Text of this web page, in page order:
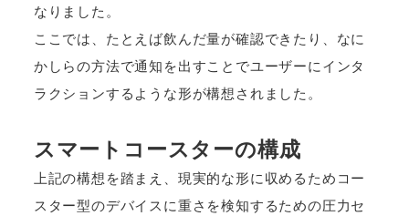
なりました。
ここでは、たとえば飲んだ量が確認できたり、なに
かしらの方法で通知を出すことでユーザーにインタ
ラクションするような形が構想されました。
スマートコースターの構成
上記の構想を踏まえ、現実的な形に収めるためコー
スター型のデバイスに重さを検知するための圧力セ